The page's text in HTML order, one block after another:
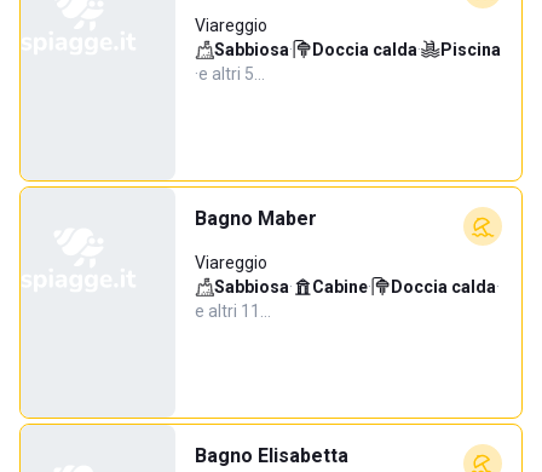
Viareggio
Sabbiosa· Doccia calda·
Piscina
·e altri 5…
Bagno Maber
Viareggio
Sabbiosa· Cabine· Doccia calda·
e altri 11…
Bagno Elisabetta